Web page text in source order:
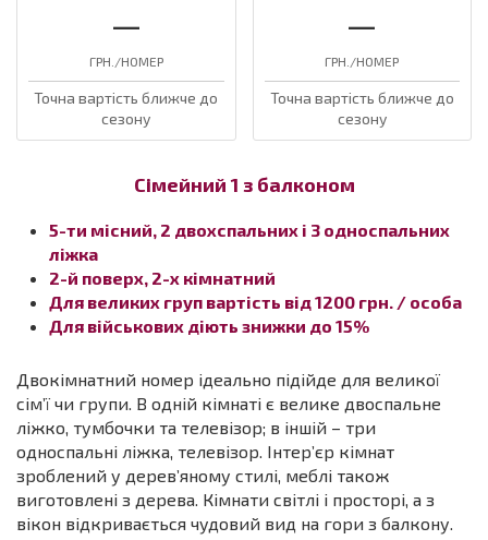
—
ГРН./НОМЕР
Точна вартість ближче до
сезону
—
ГРН./НОМЕР
Точна вартість ближче до
сезону
Сімейний 1 з балконом
5-ти місний, 2 двохспальних і 3 односпальних
ліжка
2-й поверх, 2-х кімнатний
Для великих груп вартість від 1200 грн. / особа
Для військових діють знижки до 15%
Двокімнатний номер ідеально підійде для великої
сім’ї чи групи. В одній кімнаті є велике двоспальне
ліжко, тумбочки та телевізор; в іншій – три
односпальні ліжка, телевізор. Інтер’єр кімнат
зроблений у дерев’яному стилі, меблі також
виготовлені з дерева. Кімнати світлі і просторі, а з
вікон відкривається чудовий вид на гори з балкону.